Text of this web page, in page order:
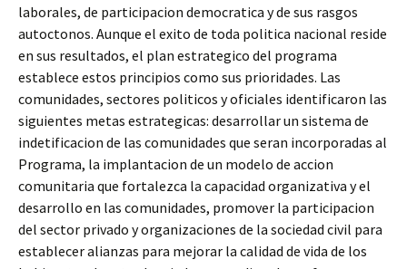
laborales, de participacion democratica y de sus rasgos
autoctonos. Aunque el exito de toda politica nacional reside
en sus resultados, el plan estrategico del programa
establece estos principios como sus prioridades. Las
comunidades, sectores politicos y oficiales identificaron las
siguientes metas estrategicas: desarrollar un sistema de
indetificacion de las comunidades que seran incorporadas al
Programa, la implantacion de un modelo de accion
comunitaria que fortalezca la capacidad organizativa y el
desarrollo en las comunidades, promover la participacion
del sector privado y organizaciones de la sociedad civil para
establecer alianzas para mejorar la calidad de vida de los